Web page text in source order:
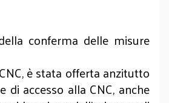
conferma delle misure
è stata offerta anzitutto
accesso alla CNC, anche